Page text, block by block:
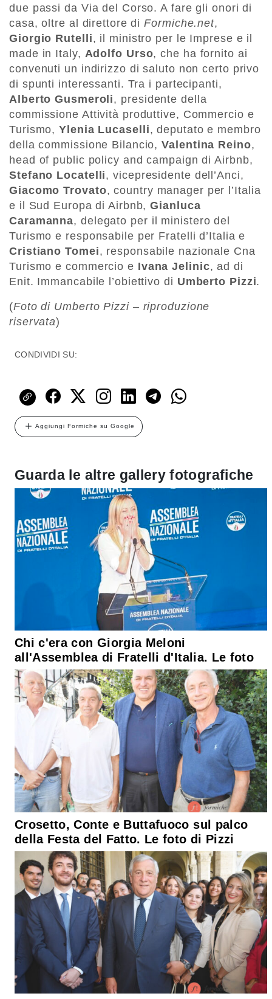
due passi da Via del Corso. A fare gli onori di
casa, oltre al direttore diFormiche.net,
Giorgio Rutelli, il ministro per le Imprese e il
made in Italy, Adolfo Urso, che ha fornito ai
convenuti un indirizzo di saluto non certo privo
di spunti interessanti. Tra i partecipanti,
Alberto Gusmeroli, presidente della
commissione Attività produttive, Commercio e
Turismo,Ylenia Lucaselli, deputato e membro
della commissione Bilancio,Valentina Reino,
head of public policy and campaign di Airbnb,
Stefano Locatelli, vicepresidente dell’Anci,
Giacomo Trovato, country manager per l’Italia
e il Sud Europa di Airbnb,Gianluca
Caramanna, delegato per il ministero del
Turismo e responsabile per Fratelli d’Italia e
Cristiano Tomei, responsabile nazionale Cna
Turismo e commercio e Ivana Jelinic, ad di
Enit. Immancabile l’obiettivo di Umberto Pizzi.
(Foto di Umberto Pizzi – riproduzione
riservata)
CONDIVIDI SU:
Aggiungi Formiche su Google
Guarda le altre gallery fotografiche
Chi c'era con Giorgia Meloni
all'Assemblea di Fratelli d'Italia. Le foto
Crosetto, Conte e Buttafuoco sul palco
della Festa del Fatto. Le foto di Pizzi